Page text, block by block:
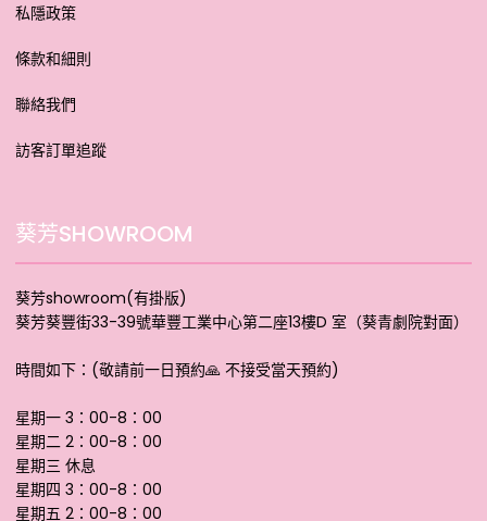
私隱政策
條款和細則
聯絡我們
訪客訂單追蹤
葵芳SHOWROOM
葵芳showroom(有掛版)
葵芳葵豐街33-39號華豐工業中心第二座13樓D 室（葵青劇院對面）
時間如下：(敬請前一日預約🙏 不接受當天預約)
星期一 3：00-8：00
星期二 2：00-8：00
星期三 休息
星期四 3：00-8：00
星期五 2：00-8：00